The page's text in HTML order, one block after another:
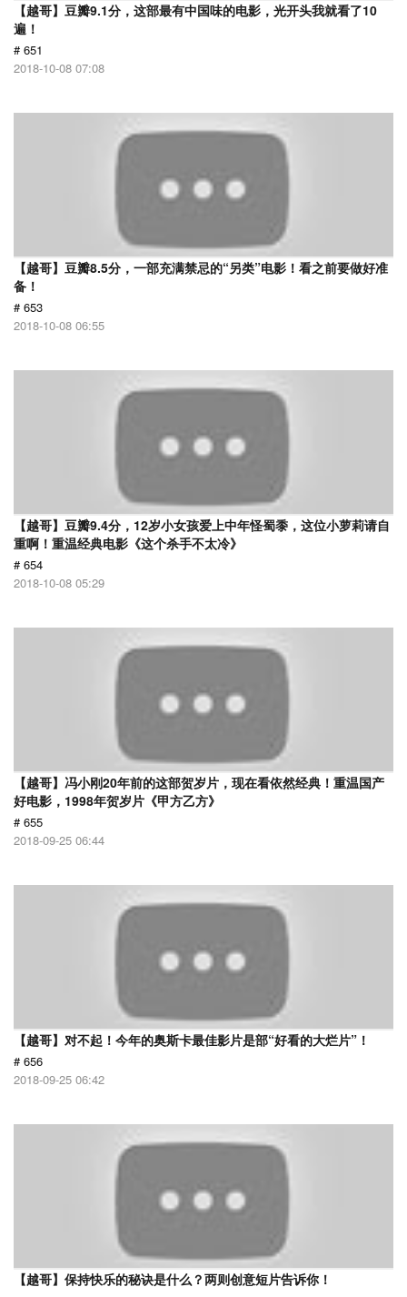
【越哥】豆瓣9.1分，这部最有中国味的电影，光开头我就看了10
遍！
# 651
2018-10-08 07:08
【越哥】豆瓣8.5分，一部充满禁忌的“另类”电影！看之前要做好准
备！
# 653
2018-10-08 06:55
【越哥】豆瓣9.4分，12岁小女孩爱上中年怪蜀黍，这位小萝莉请自
重啊！重温经典电影《这个杀手不太冷》
# 654
2018-10-08 05:29
【越哥】冯小刚20年前的这部贺岁片，现在看依然经典！重温国产
好电影，1998年贺岁片《甲方乙方》
# 655
2018-09-25 06:44
【越哥】对不起！今年的奥斯卡最佳影片是部“好看的大烂片”！
# 656
2018-09-25 06:42
【越哥】保持快乐的秘诀是什么？两则创意短片告诉你！